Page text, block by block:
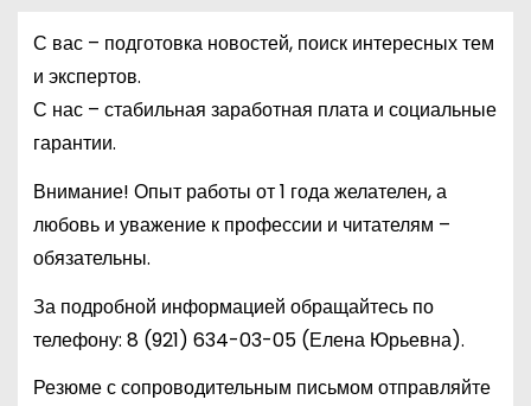
С вас – подготовка новостей, поиск интересных тем
и экспертов.
С нас – стабильная заработная плата и социальные
гарантии.
Внимание! Опыт работы от 1 года желателен, а
любовь и уважение к профессии и читателям –
обязательны.
За подробной информацией обращайтесь по
телефону: 8 (921) 634-03-05(Елена Юрьевна).
Резюме с сопроводительным письмом отправляйте